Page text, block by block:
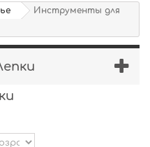
Инструменты для